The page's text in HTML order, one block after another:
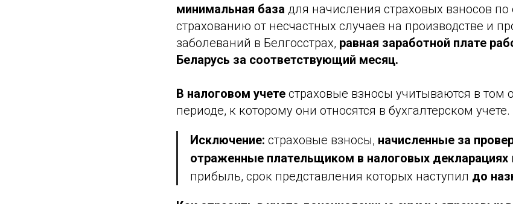
минимальная база для начисления страховых взносов по
страхованию от несчастных случаев на производстве и
заболеваний в Белгосстрах, равная заработной плате
Беларусь за соответствующий месяц.
В налоговом учете страховые взносы учитываются в том
периоде, к которому они относятся в бухгалтерском учете.
Исключение: страховые взносы, начисленные за
отраженные плательщиком в налоговых декларациях
прибыль, срок представления которых наступил до